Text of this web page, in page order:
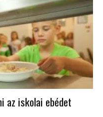
az iskolai ebédet